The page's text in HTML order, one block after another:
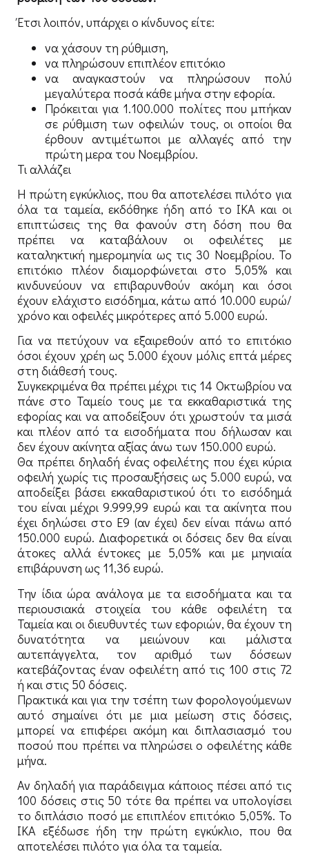
Έτσι λοιπόν, υπάρχει ο κίνδυνος είτε:
να χάσουν τη ρύθμιση,
να πληρώσουν επιπλέον επιτόκιο
να αναγκαστούν να πληρώσουν πολύ
μεγαλύτερα ποσά κάθε μήνα στην εφορία.
Πρόκειται για 1.100.000 πολίτες που μπήκαν
σε ρύθμιση των οφειλών τους, οι οποίοι θα
έρθουν αντιμέτωποι με αλλαγές από την
πρώτη μερα του Νοεμβρίου.
Τι αλλάζει
Η πρώτη εγκύκλιος, που θα αποτελέσει πιλότο για
όλα τα ταμεία, εκδόθηκε ήδη από το ΙΚΑ και οι
επιπτώσεις της θα φανούν στη δόση που θα
πρέπει να καταβάλουν οι οφειλέτες με
καταληκτική ημερομηνία ως τις 30 Νοεμβρίου. Το
επιτόκιο πλέον διαμορφώνεται στο 5,05% και
κινδυνεύουν να επιβαρυνθούν ακόμη και όσοι
έχουν ελάχιστο εισόδημα, κάτω από 10.000 ευρώ/
χρόνο και οφειλές μικρότερες από 5.000 ευρώ.
Για να πετύχουν να εξαιρεθούν από το επιτόκιο
όσοι έχουν χρέη ως 5.000 έχουν μόλις επτά μέρες
στη διάθεσή τους.
Συγκεκριμένα θα πρέπει μέχρι τις 14 Οκτωβρίου να
πάνε στο Ταμείο τους με τα εκκαθαριστικά της
εφορίας και να αποδείξουν ότι χρωστούν τα μισά
και πλέον από τα εισοδήματα που δήλωσαν και
δεν έχουν ακίνητα αξίας άνω των 150.000 ευρώ.
Θα πρέπει δηλαδή ένας οφειλέτης που έχει κύρια
οφειλή χωρίς τις προσαυξήσεις ως 5.000 ευρώ, να
αποδείξει βάσει εκκαθαριστικού ότι το εισόδημά
του είναι μέχρι 9.999,99 ευρώ και τα ακίνητα που
έχει δηλώσει στο Ε9 (αν έχει) δεν είναι πάνω από
150.000 ευρώ. Διαφορετικά οι δόσεις δεν θα είναι
άτοκες αλλά έντοκες με 5,05% και με μηνιαία
επιβάρυνση ως 11,36 ευρώ.
Την ίδια ώρα ανάλογα με τα εισοδήματα και τα
περιουσιακά στοιχεία του κάθε οφειλέτη τα
Ταμεία και οι διευθυντές των εφοριών, θα έχουν τη
δυνατότητα να μειώνουν και μάλιστα
αυτεπάγγελτα, τον αριθμό των δόσεων
κατεβάζοντας έναν οφειλέτη από τις 100 στις 72
ή και στις 50 δόσεις.
Πρακτικά και για την τσέπη των φορολογούμενων
αυτό σημαίνει ότι με μια μείωση στις δόσεις,
μπορεί να επιφέρει ακόμη και διπλασιασμό του
ποσού που πρέπει να πληρώσει ο οφειλέτης κάθε
μήνα.
Αν δηλαδή για παράδειγμα κάποιος πέσει από τις
100 δόσεις στις 50 τότε θα πρέπει να υπολογίσει
το διπλάσιο ποσό με επιπλέον επιτόκιο 5,05%. Το
ΙΚΑ εξέδωσε ήδη την πρώτη εγκύκλιο, που θα
αποτελέσει πιλότο για όλα τα ταμεία.